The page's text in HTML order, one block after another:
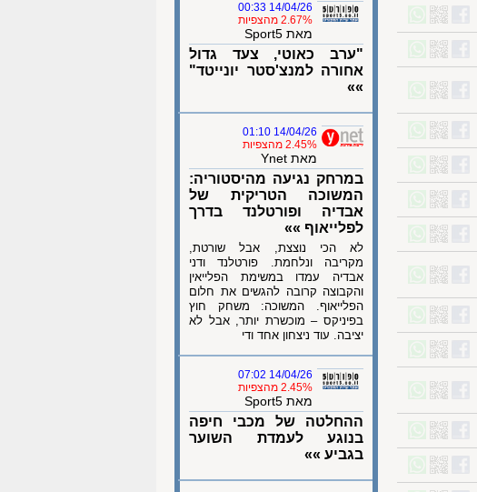
14/04/26 00:33
2.67% מהצפיות
מאת Sport5
"ערב כאוטי, צעד גדול
אחורה למנצ'סטר יונייטד"
»»
14/04/26 01:10
2.45% מהצפיות
מאת Ynet
במרחק נגיעה מהיסטוריה:
המשוכה הטריקית של
אבדיה ופורטלנד בדרך
לפלייאוף »»
לא הכי נוצצת, אבל שורטת,
מקריבה ונלחמת. פורטלנד ודני
אבדיה עמדו במשימת הפלייאין
והקבוצה קרובה להגשים את חלום
הפלייאוף. המשוכה: משחק חוץ
בפיניקס – מוכשרת יותר, אבל לא
יציבה. עוד ניצחון אחד ודי
14/04/26 07:02
2.45% מהצפיות
מאת Sport5
ההחלטה של מכבי חיפה
בנוגע לעמדת השוער
בגביע »»